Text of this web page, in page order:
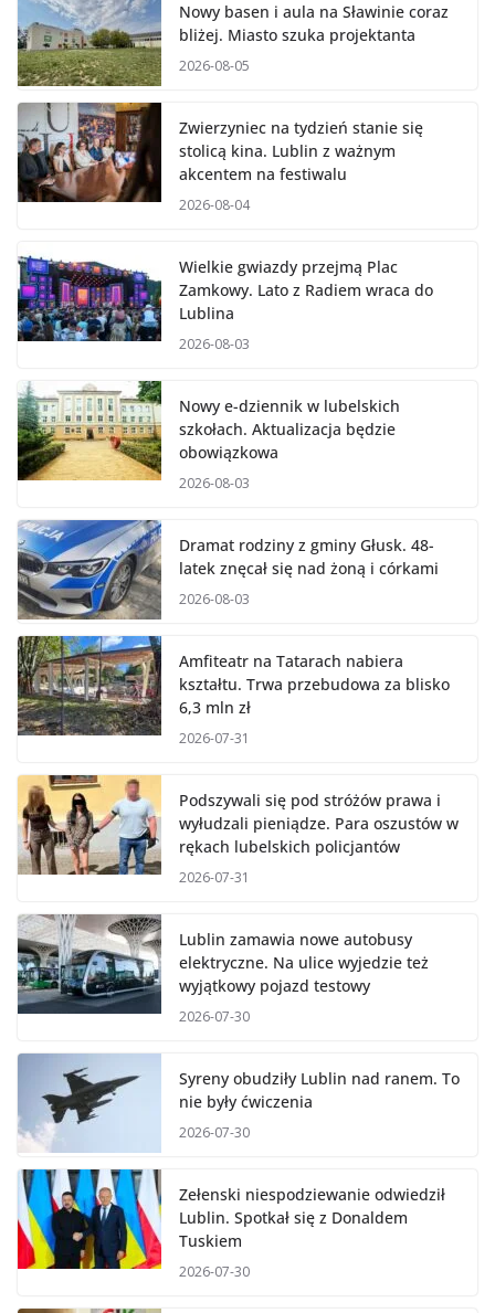
Nowy basen i aula na Sławinie coraz
bliżej. Miasto szuka projektanta
2026-08-05
Zwierzyniec na tydzień stanie się
stolicą kina. Lublin z ważnym
akcentem na festiwalu
2026-08-04
Wielkie gwiazdy przejmą Plac
Zamkowy. Lato z Radiem wraca do
Lublina
2026-08-03
Nowy e-dziennik w lubelskich
szkołach. Aktualizacja będzie
obowiązkowa
2026-08-03
Dramat rodziny z gminy Głusk. 48-
latek znęcał się nad żoną i córkami
2026-08-03
Amfiteatr na Tatarach nabiera
kształtu. Trwa przebudowa za blisko
6,3 mln zł
2026-07-31
Podszywali się pod stróżów prawa i
wyłudzali pieniądze. Para oszustów w
rękach lubelskich policjantów
2026-07-31
Lublin zamawia nowe autobusy
elektryczne. Na ulice wyjedzie też
wyjątkowy pojazd testowy
2026-07-30
Syreny obudziły Lublin nad ranem. To
nie były ćwiczenia
2026-07-30
Zełenski niespodziewanie odwiedził
Lublin. Spotkał się z Donaldem
Tuskiem
2026-07-30